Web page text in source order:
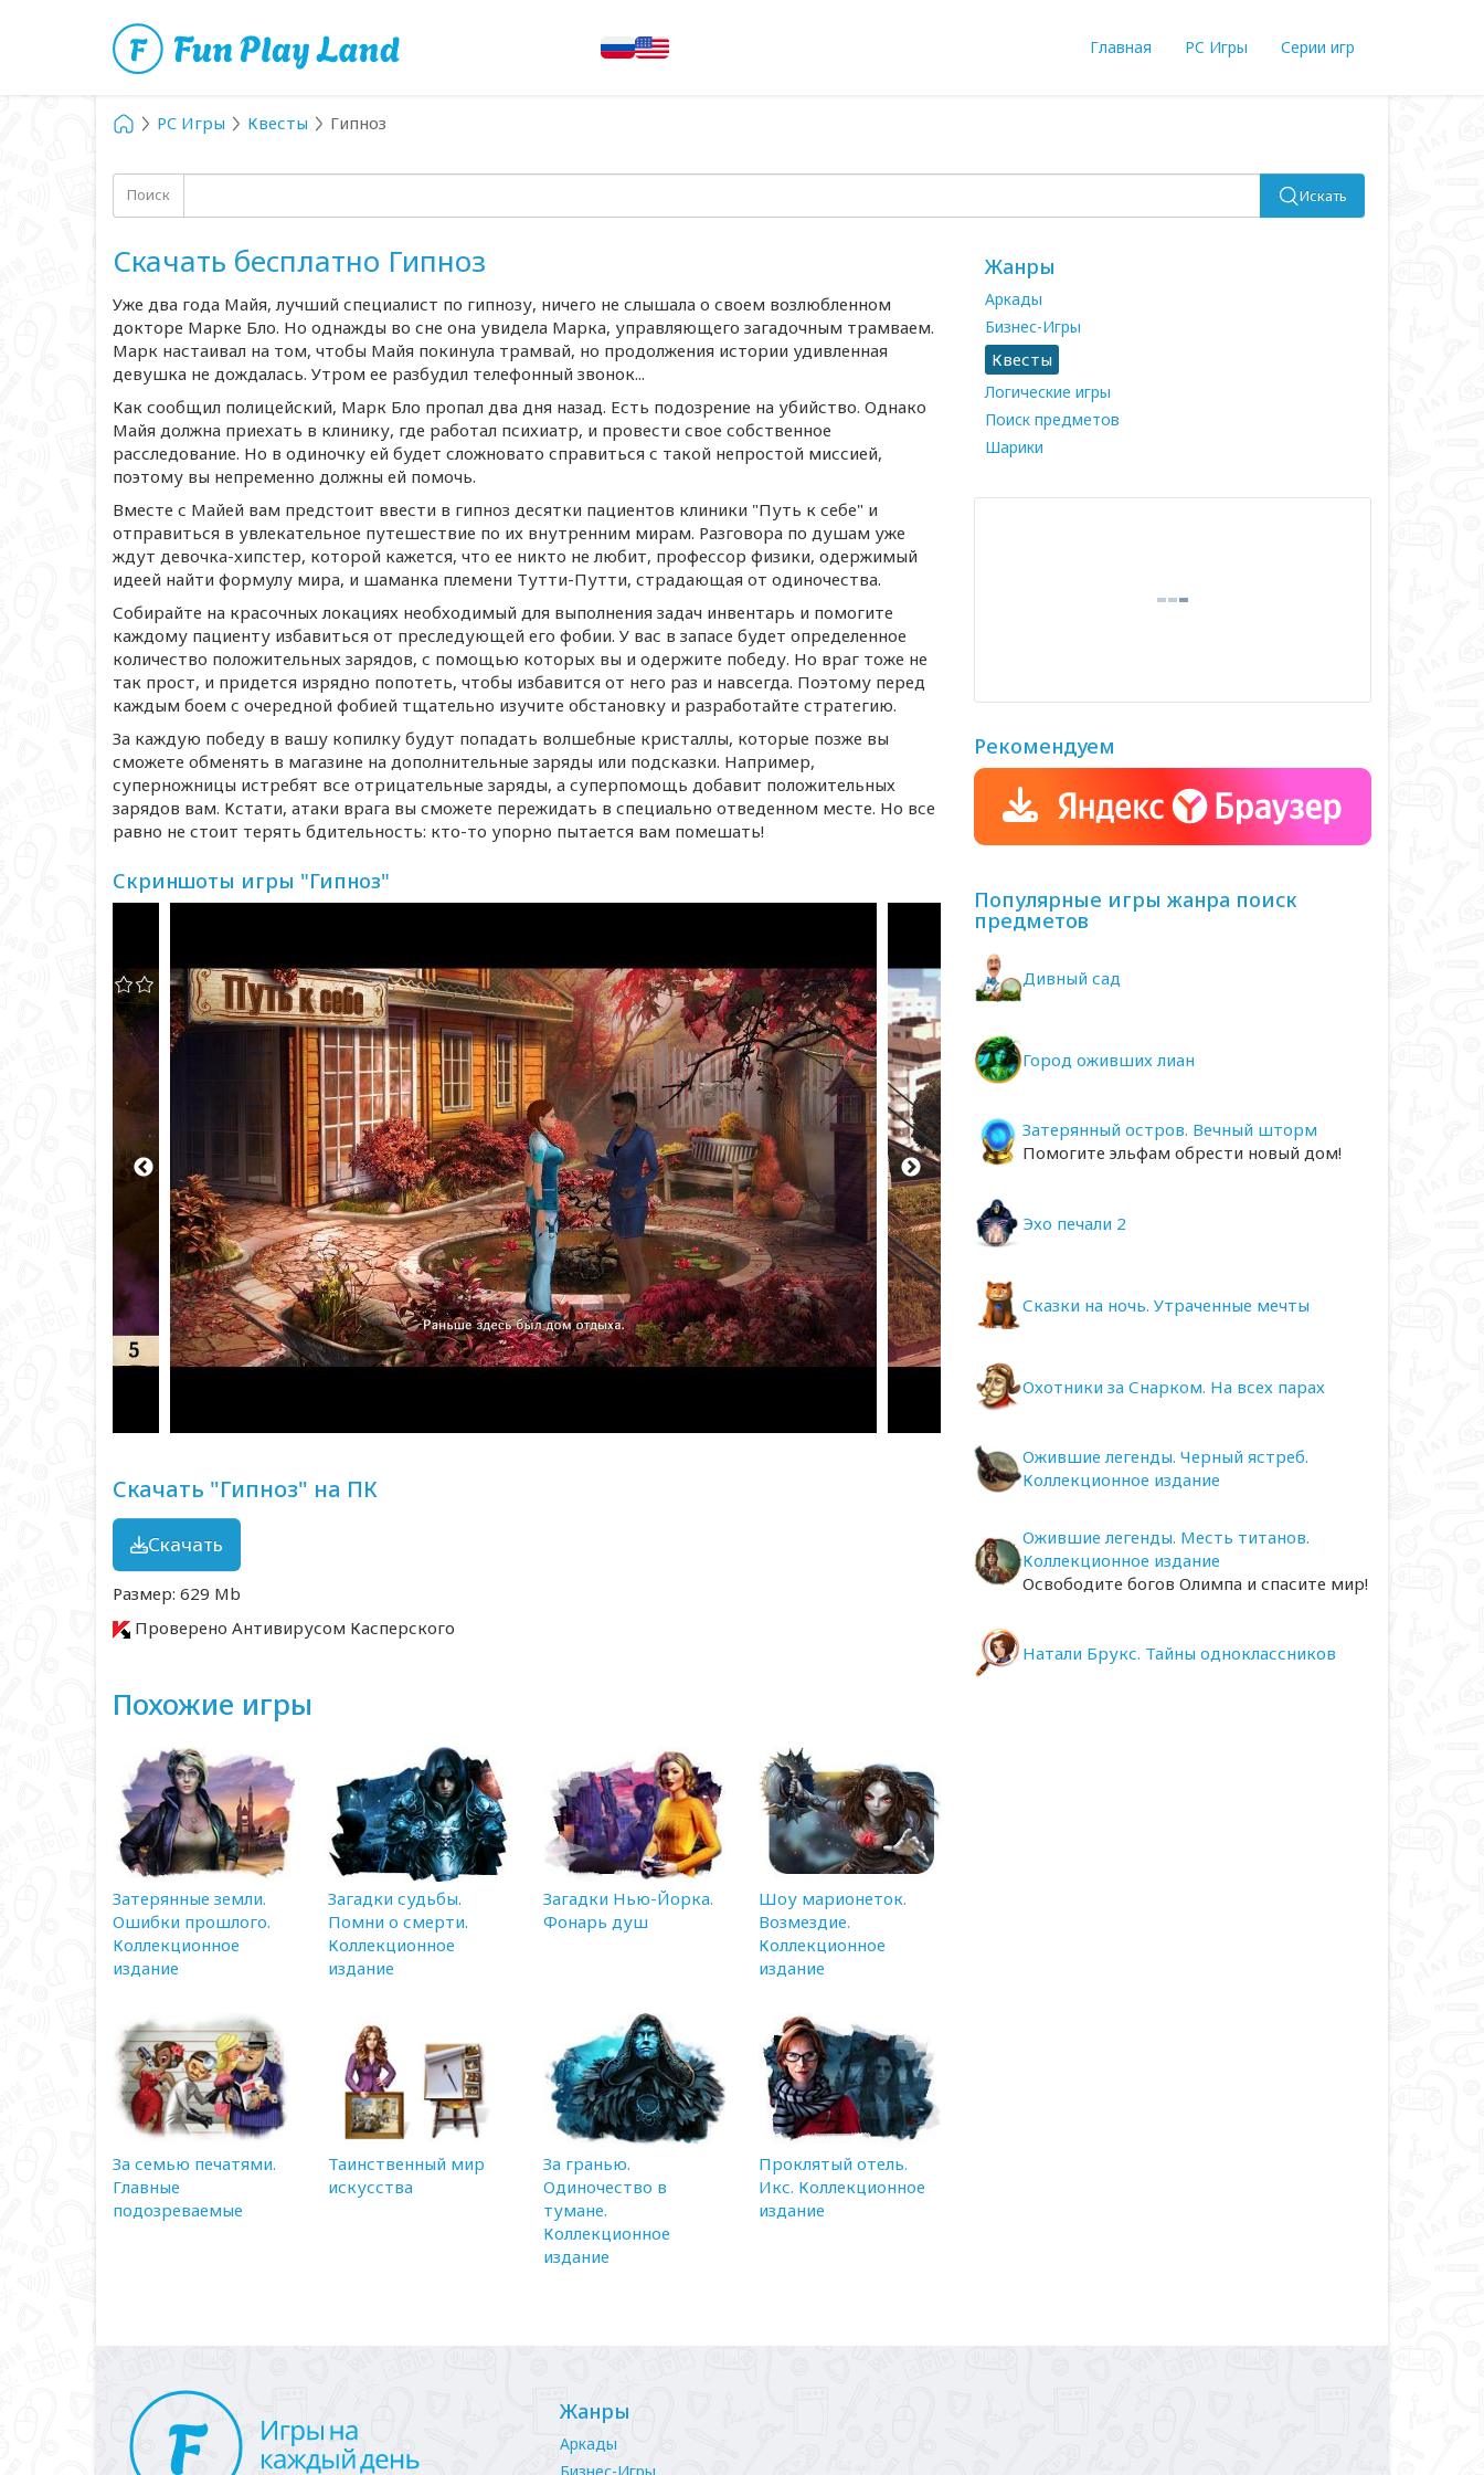
Главная PC Игры Серии игр
PC Игры Квесты Гипноз
Поиск Искать
Скачать бесплатно Гипноз
Уже два года Майя, лучший специалист по гипнозу, ничего не слышала о своем возлюбленном
докторе Марке Бло. Но однажды во сне она увидела Марка, управляющего загадочным трамваем.
Марк настаивал на том, чтобы Майя покинула трамвай, но продолжения истории удивленная
девушка не дождалась. Утром ее разбудил телефонный звонок...
Как сообщил полицейский, Марк Бло пропал два дня назад. Есть подозрение на убийство. Однако
Майя должна приехать в клинику, где работал психиатр, и провести свое собственное
расследование. Но в одиночку ей будет сложновато справиться с такой непростой миссией,
поэтому вы непременно должны ей помочь.
Вместе с Майей вам предстоит ввести в гипноз десятки пациентов клиники "Путь к себе" и
отправиться в увлекательное путешествие по их внутренним мирам. Разговора по душам уже
ждут девочка-хипстер, которой кажется, что ее никто не любит, профессор физики, одержимый
идеей найти формулу мира, и шаманка племени Тутти-Путти, страдающая от одиночества.
Собирайте на красочных локациях необходимый для выполнения задач инвентарь и помогите
каждому пациенту избавиться от преследующей его фобии. У вас в запасе будет определенное
количество положительных зарядов, с помощью которых вы и одержите победу. Но враг тоже не
так прост, и придется изрядно попотеть, чтобы избавится от него раз и навсегда. Поэтому перед
каждым боем с очередной фобией тщательно изучите обстановку и разработайте стратегию.
За каждую победу в вашу копилку будут попадать волшебные кристаллы, которые позже вы
сможете обменять в магазине на дополнительные заряды или подсказки. Например,
суперножницы истребят все отрицательные заряды, а суперпомощь добавит положительных
зарядов вам. Кстати, атаки врага вы сможете пережидать в специально отведенном месте. Но все
равно не стоит терять бдительность: кто-то упорно пытается вам помешать!
Скриншоты игры "Гипноз"
Скачать "Гипноз" на ПК
Скачать
Размер: 629 Mb
Проверено Антивирусом Касперского
Похожие игры
Затерянные земли.
Ошибки прошлого.
Коллекционное
издание
Загадки судьбы.
Помни о смерти.
Коллекционное
издание
Загадки Нью-Йорка.
Фонарь душ
Шоу марионеток.
Возмездие.
Коллекционное
издание
За семью печатями.
Главные
подозреваемые
Таинственный мир
искусства
За гранью.
Одиночество в
тумане.
Коллекционное
издание
Проклятый отель.
Икс. Коллекционное
издание
Жанры
Аркады
Бизнес-Игры
Квесты
Логические игры
Поиск предметов
Шарики
Рекомендуем
Популярные игры жанра поиск
предметов
Дивный сад
Город оживших лиан
Затерянный остров. Вечный шторм
Помогите эльфам обрести новый дом!
Эхо печали 2
Сказки на ночь. Утраченные мечты
Охотники за Снарком. На всех парах
Ожившие легенды. Черный ястреб.
Коллекционное издание
Ожившие легенды. Месть титанов.
Коллекционное издание
Освободите богов Олимпа и спасите мир!
Натали Брукс. Тайны одноклассников
Жанры
Аркады